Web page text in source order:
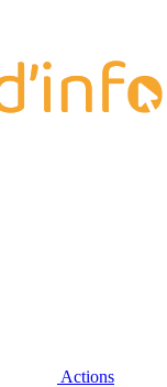
Actions